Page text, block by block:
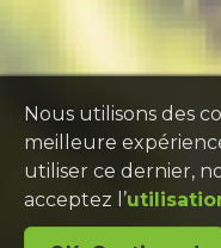
Nous utilisons des
meilleure
utiliser ce dernier,
acceptez l’